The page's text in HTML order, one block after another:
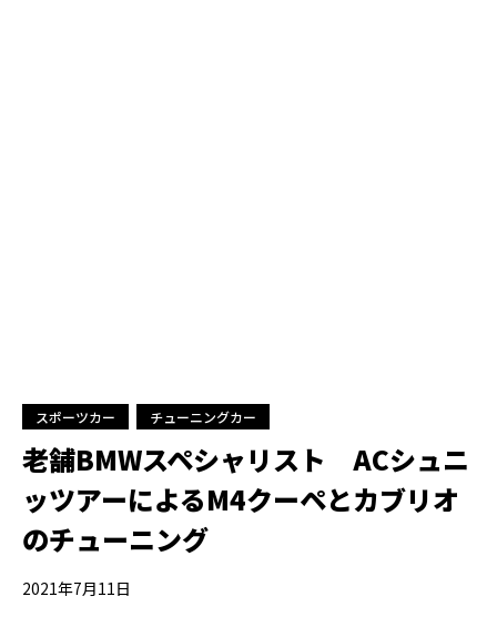
スポーツカー チューニングカー
老舗BMWスペシャリスト ACシュニ
ッツアーによるM4クーペとカブリオ
のチューニング
2021年7月11日